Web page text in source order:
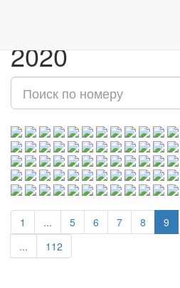
2020
1 ... 5 6 7 8 9
...
112